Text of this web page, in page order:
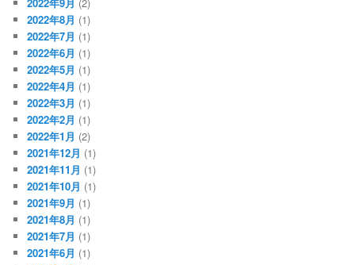
2022年8月 (1)
2022年7月 (1)
2022年6月 (1)
2022年5月 (1)
2022年4月 (1)
2022年3月 (1)
2022年2月 (1)
2022年1月 (2)
2021年12月 (1)
2021年11月 (1)
2021年10月 (1)
2021年9月 (1)
2021年8月 (1)
2021年7月 (1)
2021年6月 (1)